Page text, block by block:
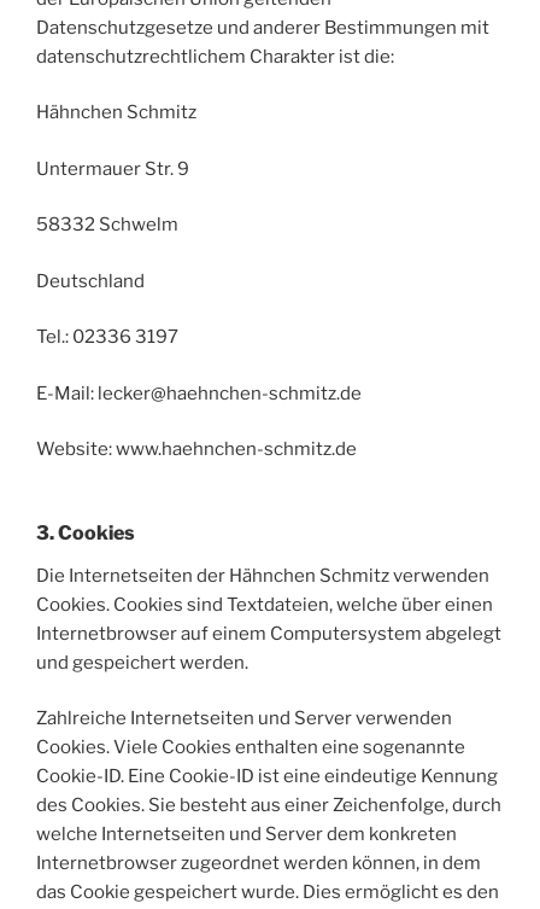
Datenschutzgesetze und anderer Bestimmungen mit
datenschutzrechtlichem Charakter ist die:
Hähnchen Schmitz
Untermauer Str. 9
58332 Schwelm
Deutschland
Tel.: 02336 3197
E-Mail: lecker@haehnchen-schmitz.de
Website: www.haehnchen-schmitz.de
3. Cookies
Die Internetseiten der Hähnchen Schmitz verwenden
Cookies. Cookies sind Textdateien, welche über einen
Internetbrowser auf einem Computersystem abgelegt
und gespeichert werden.
Zahlreiche Internetseiten und Server verwenden
Cookies. Viele Cookies enthalten eine sogenannte
Cookie-ID. Eine Cookie-ID ist eine eindeutige Kennung
des Cookies. Sie besteht aus einer Zeichenfolge, durch
welche Internetseiten und Server dem konkreten
Internetbrowser zugeordnet werden können, in dem
das Cookie gespeichert wurde. Dies ermöglicht es den